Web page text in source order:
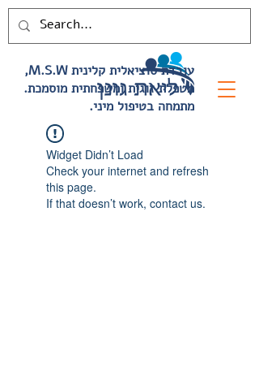
,M.S.W עובדת סוציאלית קלינית
.מטפלת זוגית ומשפחתית מוסמכת
.מתמחה בטיפול מיני
Widget Didn’t Load
Check your internet and refresh
this page.
If that doesn’t work, contact us.